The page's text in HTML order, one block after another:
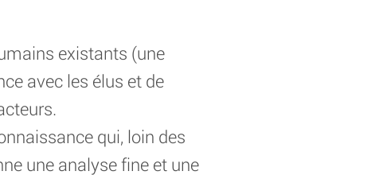
existants (une
avec les élus et de
qui, loin des
une analyse fine et une